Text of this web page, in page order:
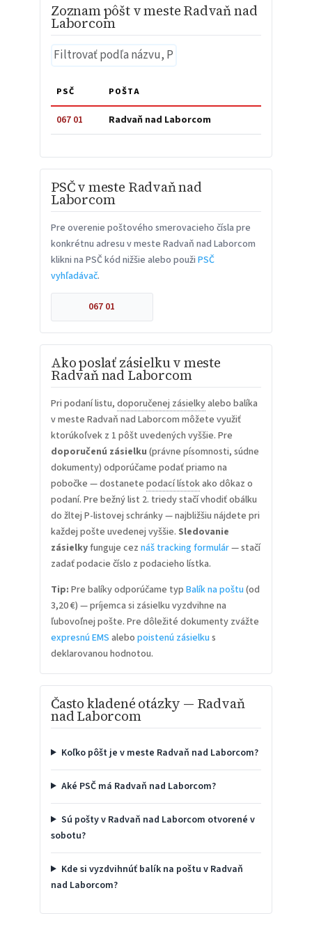
Zoznam pôšt v meste Radvaň nad
Laborcom
PSČ POŠTA
067 01 Radvaň nad Laborcom
PSČ v meste Radvaň nad
Laborcom
Pre overenie poštového smerovacieho čísla pre
konkrétnu adresu v meste Radvaň nad Laborcom
klikni na PSČ kód nižšie alebo použi PSČ
vyhľadávač.
067 01
Ako poslať zásielku v meste
Radvaň nad Laborcom
Pri podaní listu, doporučenej zásielkyalebo balíka
v meste Radvaň nad Laborcom môžete využiť
ktorúkoľvek z 1 pôšt uvedených vyššie. Pre
doporučenú zásielku (právne písomnosti, súdne
dokumenty) odporúčame podať priamo na
pobočke — dostanete podací lístokako dôkaz o
podaní. Pre bežný list 2. triedy stačí vhodiť obálku
do žltej P-listovej schránky — najbližšiu nájdete pri
každej pošte uvedenej vyššie. Sledovanie
zásielkyfunguje cez náš tracking formulár— stačí
zadať podacie číslo z podacieho lístka.
Tip: Pre balíky odporúčame typ Balík na poštu (od
3,20 €) — príjemca si zásielku vyzdvihne na
ľubovoľnej pošte. Pre dôležité dokumenty zvážte
expresnú EMS alebo poistenú zásielku s
deklarovanou hodnotou.
Často kladené otázky — Radvaň
nad Laborcom
Koľko pôšt je v meste Radvaň nad Laborcom?
Aké PSČ má Radvaň nad Laborcom?
Sú pošty v Radvaň nad Laborcom otvorené v
sobotu?
Kde si vyzdvihnúť balík na poštu v Radvaň
nad Laborcom?